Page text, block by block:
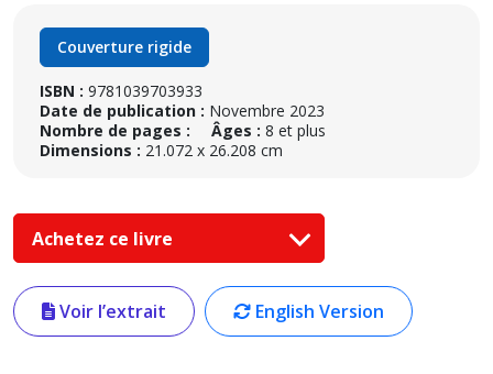
Couverture rigide
ISBN : 9781039703933
Date de publication : Novembre 2023
Nombre de pages :
Âges : 8 et plus
Dimensions : 21.072 x 26.208 cm
Achetez ce livre
Voir l’extrait English Version